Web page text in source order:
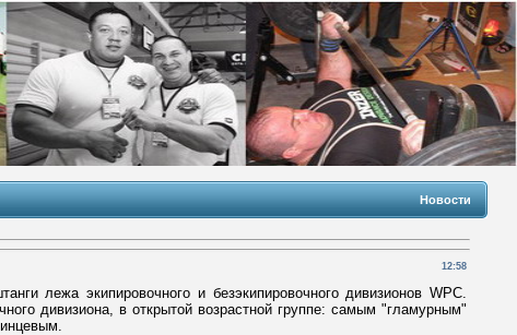
Новости
12:58
лежа экипировочного и безэкипировочного дивизионов WPC.
дивизиона, в открытой возрастной группе: самым "гламурным"